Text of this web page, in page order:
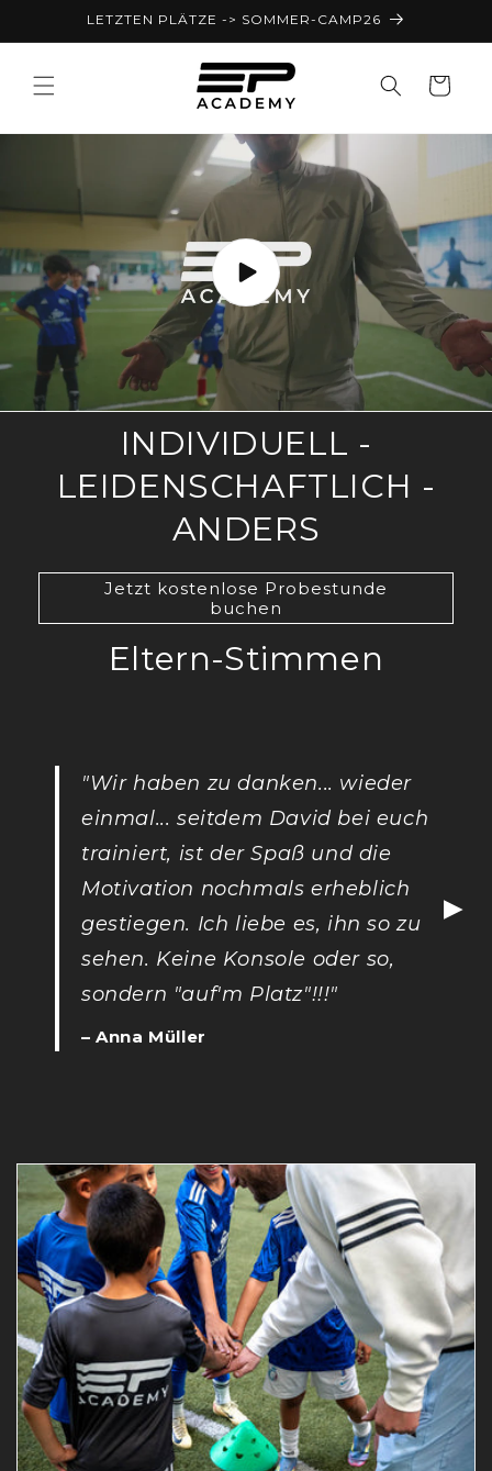
Inhalt
LETZTEN PLÄTZE -> SOMMER-CAMP26
Warenkorb
INDIVIDUELL -
LEIDENSCHAFTLICH -
ANDERS
Jetzt kostenlose Probestunde
buchen
Eltern-Stimmen
"Wir haben zu danken... wieder
einmal... seitdem David bei euch
trainiert, ist der Spaß und die
Motivation nochmals erheblich
gestiegen. Ich liebe es, ihn so zu
sehen. Keine Konsole oder so,
sondern "auf'm Platz"!!!"
– Anna Müller
▶